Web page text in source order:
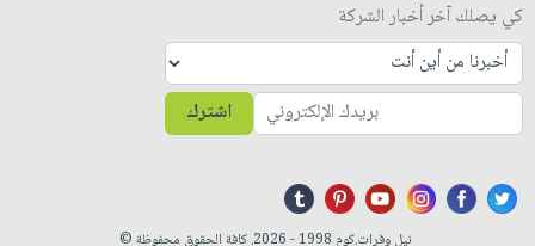
كي يصلك آخر أخبار الشركة
اشترك
نيل وفرات.كوم 1998 - 2026. كافة الحقوق محفوظة ©